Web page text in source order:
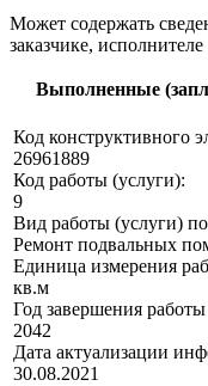
Может содержать
заказчике,
Выполненные
Код конструктивного
26961889
Код работы (услуги):
9
Вид работы (услуги)
Ремонт подвальных
Единица измерения
кв.м
Год завершения
2042
Дата актуализации
30.08.2021